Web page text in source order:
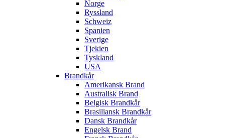
Norge
Ryssland
Schweiz
Spanien
Sverige
Tjekien
Tyskland
USA
Brandkår
Amerikansk Brand
Australisk Brand
Belgisk Brandkår
Brasiliansk Brandkår
Dansk Brandkår
Engelsk Brand